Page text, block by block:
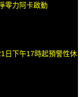
零力阿卡啟動
日下午17時起預警性休